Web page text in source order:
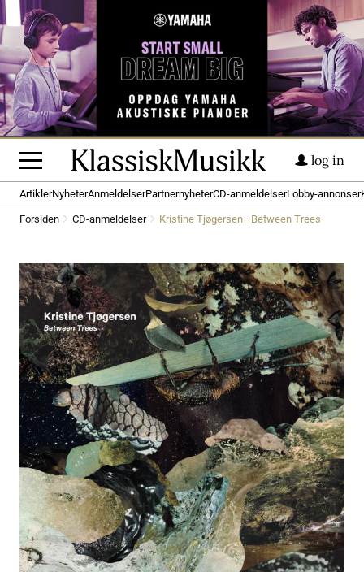
log in
ArtiklerNyheterAnmeldelserPartnernyheterCD-anmeldelserLobby-annonser
Forsiden CD-anmeldelser Kristine Tjøgersen—Between Trees